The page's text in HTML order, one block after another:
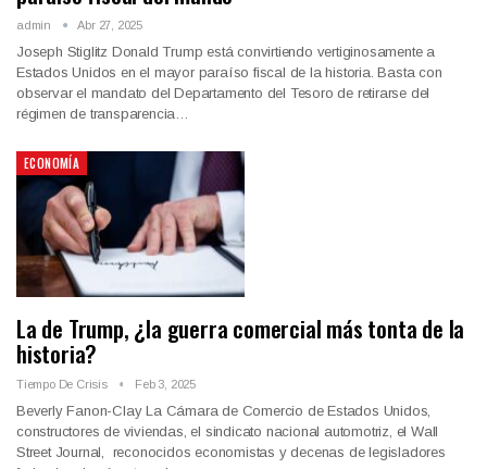
admin Abr 27, 2025
Joseph Stiglitz Donald Trump está convirtiendo vertiginosamente a
Estados Unidos en el mayor paraíso fiscal de la historia. Basta con
observar el mandato del Departamento del Tesoro de retirarse del
régimen de transparencia…
ECONOMÍA
La de Trump, ¿la guerra comercial más tonta de la
historia?
Tiempo De Crisis Feb 3, 2025
Beverly Fanon-Clay La Cámara de Comercio de Estados Unidos,
constructores de viviendas, el sindicato nacional automotriz, el Wall
Street Journal, reconocidos economistas y decenas de legisladores